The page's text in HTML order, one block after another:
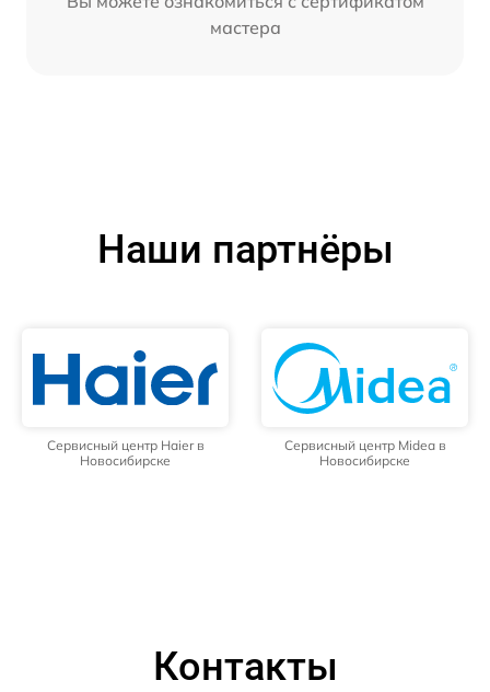
мастера
Наши партнёры
Сервисный центр Haier в
Новосибирске
Сервисный центр Midea в
Новосибирске
Контакты